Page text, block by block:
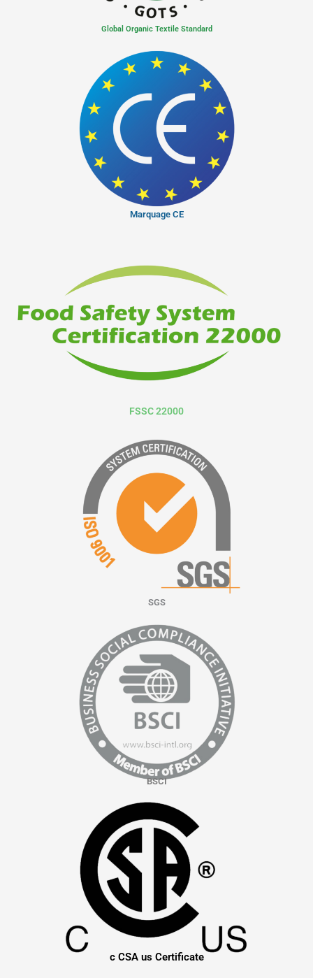
Global Organic Textile Standard
Marquage CE
FSSC 22000
SGS
BSCI
c CSA us Certificate